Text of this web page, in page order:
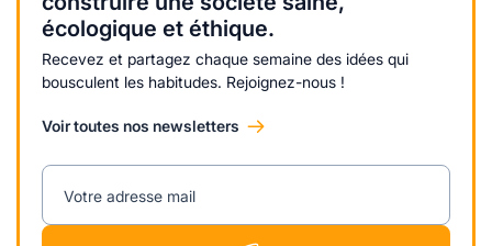
écologique et éthique.
Recevez et partagez chaque semaine des idées qui
bousculent les habitudes. Rejoignez-nous !
Voir toutes nos newsletters
Votre adresse mail